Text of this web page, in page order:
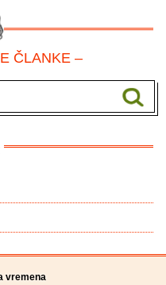
ČLANKE –
vremena